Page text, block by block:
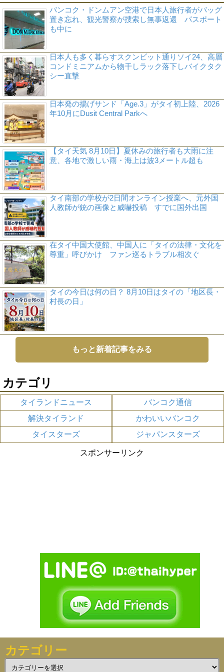
バンコク・ドンムアン空港で日本人旅行者がバッグ
置き忘れ、観光警察が捜索し無事返還 パスポート
も中に
日本人も多く暮らすスクンビット通りソイ24、高層
コンドミニアムから物干しラック落下しバイクタク
シー直撃
日本発の揚げサンド「Age.3」がタイ初上陸、2026
年10月にDusit Central Parkへ
【タイ天気 8月10日】夏休みの旅行者も大雨に注
意、各地で激しい雨・海上は波3メートル超も
タイ南部の学校が2日間オンライン授業へ、元外国
人教師が銃の画像と威嚇投稿 すでに国外出国
在タイ中国大使館、中国人に「タイの法律・文化を
尊重」呼びかけ ファン巡るトラブル相次ぐ
タイの今日は何の日？ 8月10日はタイの「地区長・
村長の日」
もっと新着記事をみる
カテゴリ
タイランドニュース
バンコク通信
解決タイランド
かわいいバンコク
タイスターズ
ジャパンスターズ
スポンサーリンク
カテゴリー